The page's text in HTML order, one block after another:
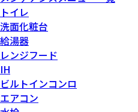
トイレ
洗面化粧台
給湯器
レンジフード
IH
ビルトインコンロ
エアコン